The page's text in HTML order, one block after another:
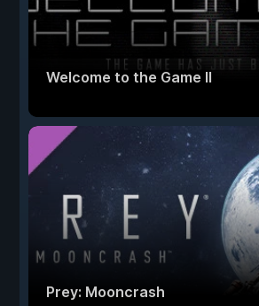
Welcome to the Game II
Prey: Mooncrash